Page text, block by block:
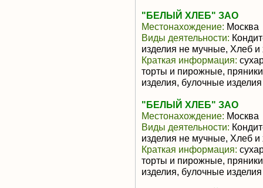
"БЕЛЫЙ ХЛЕБ" ЗАО
Местонахождение: Москва
Виды деятельности:
изделия не мучные, Хлеб
Краткая информация:
торты и пирожные,
изделия, булочные изделия
"БЕЛЫЙ ХЛЕБ" ЗАО
Местонахождение: Москва
Виды деятельности:
изделия не мучные, Хлеб
Краткая информация:
торты и пирожные,
изделия, булочные изделия